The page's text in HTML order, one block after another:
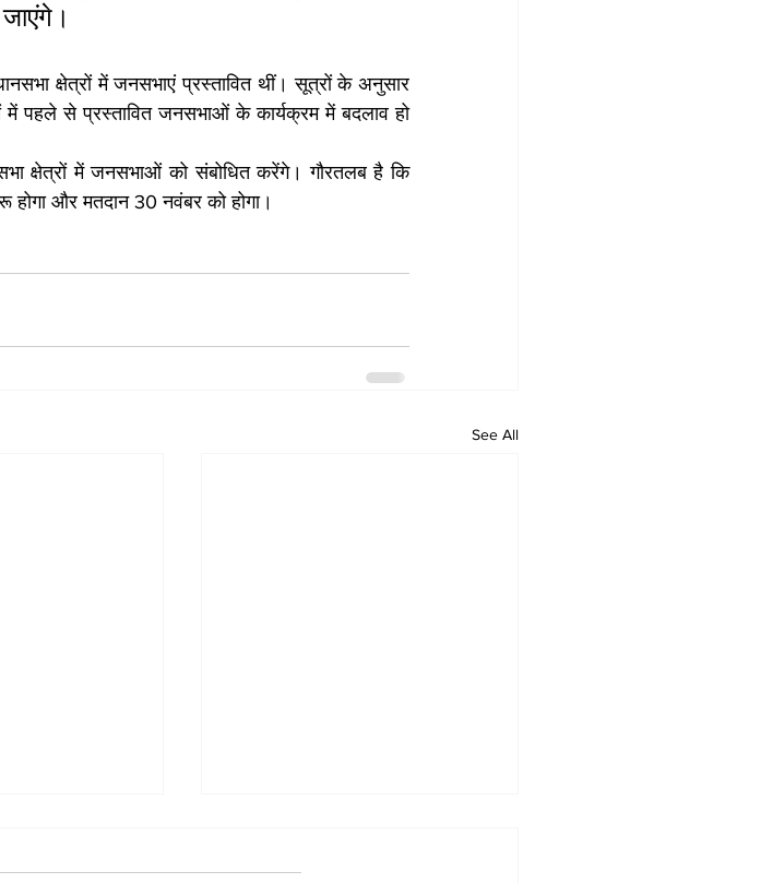
जाएंगे।
क्षेत्रों में जनसभाएं प्रस्तावित थीं। सूत्रों के अनुसार
में पहले से प्रस्तावित जनसभाओं के कार्यक्रम में बदलाव हो
क्षेत्रों में जनसभाओं को संबोधित करेंगे। गौरतलब है कि
होगा और मतदान 30 नवंबर को होगा।
See All